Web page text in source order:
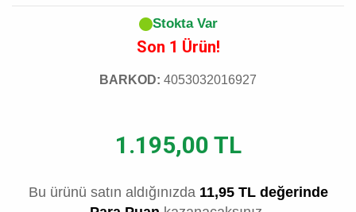
Stokta Var
Son 1 Ürün!
BARKOD: 4053032016927
1.195,00 TL
Bu ürünü satın aldığınızda 11,95 TL değerinde